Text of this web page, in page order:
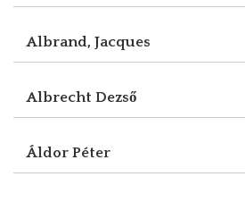
Albrand, Jacques
Albrecht Dezső
Áldor Péter